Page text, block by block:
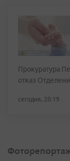
Прокуратура
отказ
сегодня, 20:19